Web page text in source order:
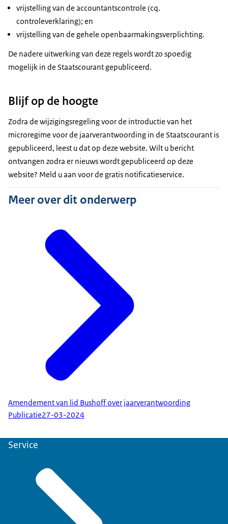
vrijstelling van de accountantscontrole (cq.
controleverklaring); en
vrijstelling van de gehele openbaarmakingsverplichting.
De nadere uitwerking van deze regels wordt zo spoedig
mogelijk in de Staatscourant gepubliceerd.
Blijf op de hoogte
Zodra de wijzigingsregeling voor de introductie van het
microregime voor de jaarverantwoording in de Staatscourant is
gepubliceerd, leest u dat op deze website. Wilt u bericht
ontvangen zodra er nieuws wordt gepubliceerd op deze
website? Meld u aan voor de gratis notificatieservice.
Meer over dit onderwerp
Amendement van lid Bushoff over jaarverantwoording
Publicatie27-03-2024
Service